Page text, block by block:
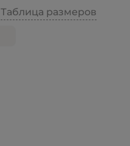
Таблица размеров